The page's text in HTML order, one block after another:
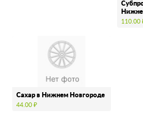
110.00
Сахар в Нижнем Новгороде
44.00 ₽